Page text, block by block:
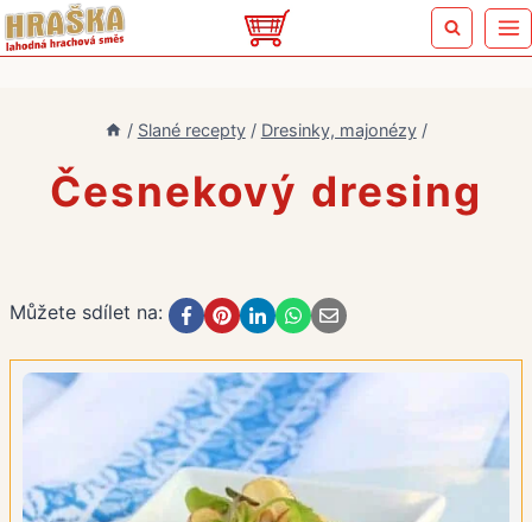
Přeskočit
na
/ Slané recepty / Dresinky, majonézy /
Česnekový dresing
Můžete sdílet na: